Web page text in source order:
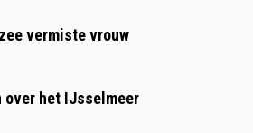
vermiste vrouw
het IJsselmeer